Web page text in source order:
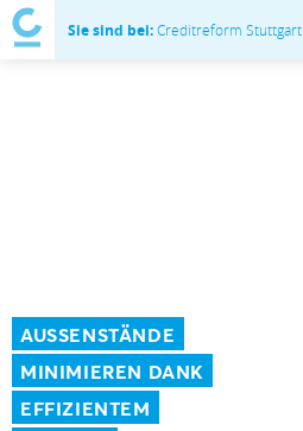
Sie sind bei:Creditreform Stuttgart
AUSSENSTÄNDE
MINIMIEREN DANK
EFFIZIENTEM